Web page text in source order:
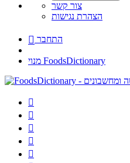
צור קשר
הצהרת נגישות
 התחבר
מנוי FoodsDictionary




